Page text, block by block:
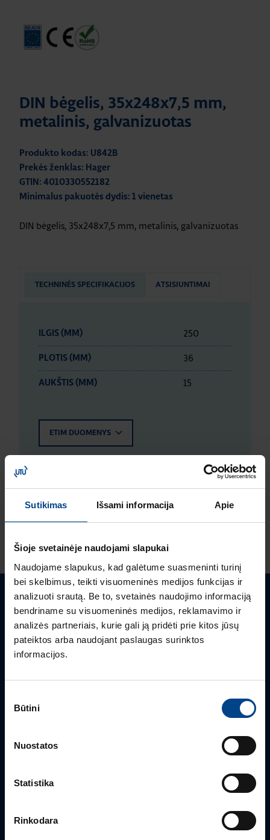
Sutikimas Išsami informacija Apie
Šioje svetainėje naudojami slapukai
Naudojame slapukus, kad galėtume suasmeninti turinį
bei skelbimus, teikti visuomeninės medijos funkcijas ir
analizuoti srautą. Be to, svetainės naudojimo informaciją
bendriname su visuomeninės medijos, reklamavimo ir
analizės partneriais, kurie gali ją pridėti prie kitos jūsų
pateiktos arba naudojant paslaugas surinktos
informacijos.
pasirinkimas
Būtini
Nuostatos
Statistika
Rinkodara
DIN bėgelis, 35x248x7,5 mm,
metalinis, galvanizuotas
Produkto kodas: U842B
Prekės ženklas: Hager
GTIN: 4010330552182
Minimalus pakuotės dydis: 1 vienetas
DIN bėgelis, 35x248x7,5 mm, metalinis, galvanizuotas
TECHNINĖS SPECIFIKACIJOS ATSISIUNTIMAI
ILGIS (MM) 250
PLOTIS (MM) 36
AUKŠTIS (MM) 15
ETIM DUOMENYS
Turite klausimų? Susisiekite
Mielai atsakysime į Jums aktualius klausimus.